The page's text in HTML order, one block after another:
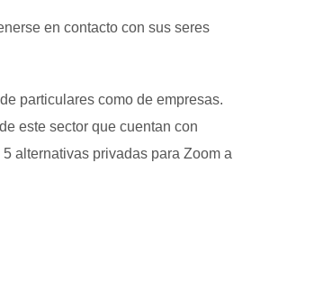
en contacto con sus seres
particulares como de empresas.
este sector que cuentan con
alternativas privadas para Zoom a